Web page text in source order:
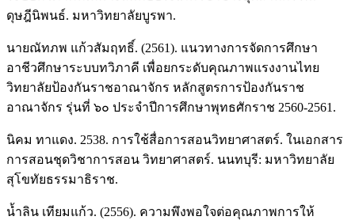
ดุษฎีนิพนธ์. มหาวิทยาลัยบูรพา.
นายณัทภพ แก้วสัมฤทธิ์. (2561). แนวทางการจัดการศึกษา
อาชีวศึกษาระบบทวิภาคี เพื่อยกระดับคุณภาพแรงงานไทย
วิทยาลัยป้องกันราชอาณาจักร หลักสูตรการป้องกันราช
อาณาจักร รุ่นที่ ๖๐ ประจำปีการศึกษาพุทธศักราช 2560-2561.
นิคม ทาแดง. 2538. การใช้สื่อการสอนวิทยาศาสตร์. ในเอกสาร
การสอนชุดวิชาการสอน วิทยาศาสตร์. นนทบุรี: มหาวิทยาลัย
สุโขทัยธรรมาธิราช.
นํ้าลิน เทียมแก้ว. (2556). ความพึงพอใจต่อคุณภาพการให้